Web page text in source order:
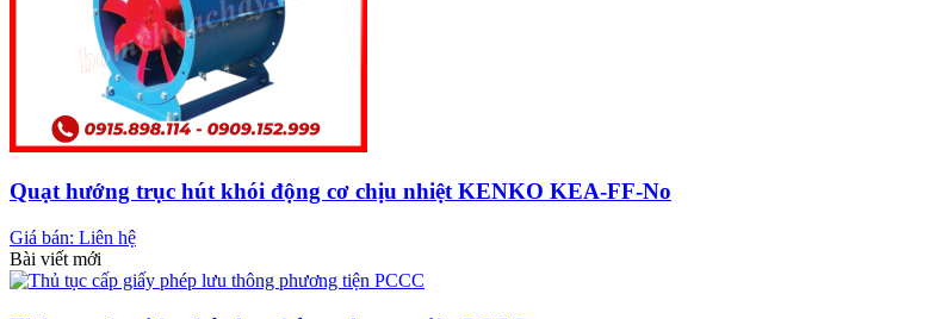
Quạt hướng trục hút khói động cơ chịu nhiệt KENKO KEA-FF-No
Giá bán: Liên hệ
Bài viết mới